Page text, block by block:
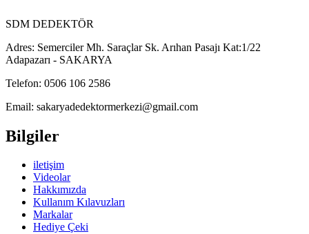
SDM DEDEKTÖR
Adres: Semerciler Mh. Saraçlar Sk. Arıhan Pasajı Kat:1/22
Adapazarı - SAKARYA
Telefon: 0506 106 2586
Email: sakaryadedektormerkezi@gmail.com
Bilgiler
iletişim
Videolar
Hakkımızda
Kullanım Kılavuzları
Markalar
Hediye Çeki